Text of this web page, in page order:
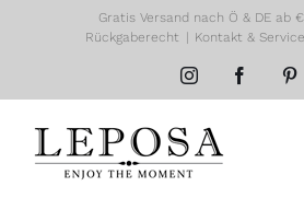
Gratis Versand nach Ö & DE ab €
Rückgaberecht
Kontakt &
Instagram